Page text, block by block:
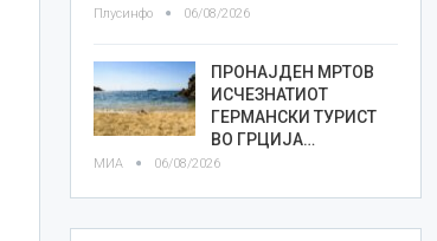
Плусинфо 06/08/2026
ПРОНАЈДЕН МРТОВ
ИСЧЕЗНАТИОТ
ГЕРМАНСКИ ТУРИСТ
ВО ГРЦИЈА…
МИА 06/08/2026